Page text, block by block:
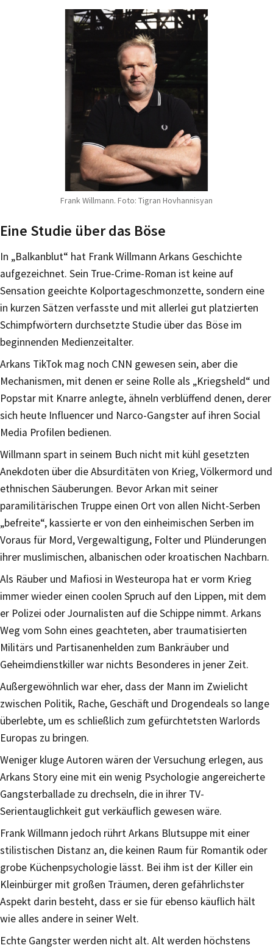
Frank Willmann. Foto: Tigran Hovhannisyan
Eine Studie über das Böse
In „Balkanblut“ hat Frank Willmann Arkans Geschichte
aufgezeichnet. Sein True-Crime-Roman ist keine auf
Sensation geeichte Kolportageschmonzette, sondern eine
in kurzen Sätzen verfasste und mit allerlei gut platzierten
Schimpfwörtern durchsetzte Studie über das Böse im
beginnenden Medienzeitalter.
Arkans TikTok mag noch CNN gewesen sein, aber die
Mechanismen, mit denen er seine Rolle als „Kriegsheld“ und
Popstar mit Knarre anlegte, ähneln verblüffend denen, derer
sich heute Influencer und Narco-Gangster auf ihren Social
Media Profilen bedienen.
Willmann spart in seinem Buch nicht mit kühl gesetzten
Anekdoten über die Absurditäten von Krieg, Völkermord und
ethnischen Säuberungen. Bevor Arkan mit seiner
paramilitärischen Truppe einen Ort von allen Nicht-Serben
„befreite“, kassierte er von den einheimischen Serben im
Voraus für Mord, Vergewaltigung, Folter und Plünderungen
ihrer muslimischen, albanischen oder kroatischen Nachbarn.
Als Räuber und Mafiosi in Westeuropa hat er vorm Krieg
immer wieder einen coolen Spruch auf den Lippen, mit dem
er Polizei oder Journalisten auf die Schippe nimmt. Arkans
Weg vom Sohn eines geachteten, aber traumatisierten
Militärs und Partisanenhelden zum Bankräuber und
Geheimdienstkiller war nichts Besonderes in jener Zeit.
Außergewöhnlich war eher, dass der Mann im Zwielicht
zwischen Politik, Rache, Geschäft und Drogendeals so lange
überlebte, um es schließlich zum gefürchtetsten Warlords
Europas zu bringen.
Weniger kluge Autoren wären der Versuchung erlegen, aus
Arkans Story eine mit ein wenig Psychologie angereicherte
Gangsterballade zu drechseln, die in ihrer TV-
Serientauglichkeit gut verkäuflich gewesen wäre.
Frank Willmann jedoch rührt Arkans Blutsuppe mit einer
stilistischen Distanz an, die keinen Raum für Romantik oder
grobe Küchenpsychologie lässt. Bei ihm ist der Killer ein
Kleinbürger mit großen Träumen, deren gefährlichster
Aspekt darin besteht, dass er sie für ebenso käuflich hält
wie alles andere in seiner Welt.
Echte Gangster werden nicht alt. Alt werden höchstens